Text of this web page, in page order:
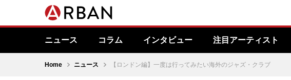
ニュース コラム インタビュー 注目アーティスト
Home ニュース 【ロンドン編】一度は行ってみたい海外のジャズ・クラブ